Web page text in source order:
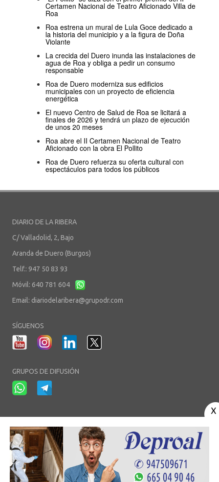
Certamen Nacional de Teatro Aficionado Villa de
Roa
Roa estrena un mural de Lula Goce dedicado a
la historia del municipio y a la figura de Doña
Violante
La crecida del Duero inunda las instalaciones de
agua de Roa y obliga a pedir un consumo
responsable
Roa de Duero moderniza sus edificios
municipales con un proyecto de eficiencia
energética
El nuevo Centro de Salud de Roa se licitará a
finales de 2026 y tendrá un plazo de ejecución
de unos 20 meses
Roa abre el II Certamen Nacional de Teatro
Aficionado con la obra El Pollito
Roa de Duero refuerza su oferta cultural con
espectáculos para todos los públicos
DIARIO DE LA RIBERA
C/ Valladolid, 2, Bajo
Aranda de Duero (Burgos)
Telf.: 947 50 83 93
Móvil: 640 781 604
Email: diariodelaribera@grupodr.com
SÍGUENOS
GRUPOS DE DIFUSIÓN
Aviso Legal-Política de Privacidad- Política de Cookies-Área privada